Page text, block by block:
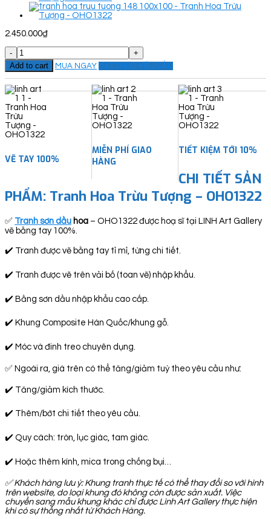
2.450.000₫
Tranh
Hoa
Trừu
Tượng
-
OHO1322
quantity
Add to cart MUA NGAY ĐẶT THEO YÊU CẦU
VẼ TAY 100%
MIỄN PHÍ GIAO
HÀNG
TIẾT KIỆM TỚI 10%
CHI TIẾT SẢN
PHẨM: Tranh Hoa Trừu Tượng – OHO1322
✅ Tranh sơn dầu hoa – OHO1322 được hoạ sĩ tại LINH Art Gallery
vẽ bằng tay 100%.
✔️ Tranh được vẽ bằng tay tỉ mỉ, từng chi tiết.
✔️ Tranh được vẽ trên vải bố (toan vẽ) nhập khẩu.
✔️ Bằng sơn dầu nhập khẩu cao cấp.
✔️ Khung Composite Hàn Quốc/khung gỗ.
✔️ Móc và đinh treo chuyên dụng.
✅ Ngoài ra, giá trên có thể tăng/giảm tuỳ theo yêu cầu như:
✔️ Tăng/giảm kích thước.
✔️ Thêm/bớt chi tiết theo yêu cầu.
✔️ Quy cách: tròn, lục giác, tam giác.
✔️ Hoặc thêm kính, mica trong chống bụi…
✅Khách hàng lưu ý: Khung tranh thực tế có thể thay đổi so với hình
trên website, do loại khung đó không còn được sản xuất. Việc
chuyển sang mẫu khung khác chỉ được Linh Art Gallery thực hiện
khi có sự thống nhất từ Khách Hàng.